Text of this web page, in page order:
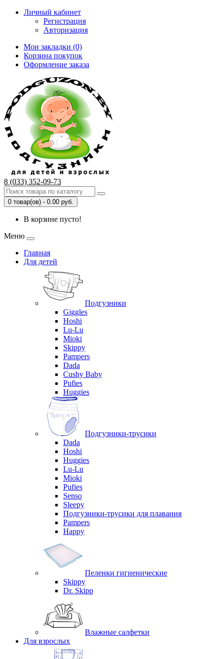
Личный кабинет
Регистрация
Авторизация
Мои закладки (0)
Корзина покупок
Оформление заказа
8 (033) 352-09-73
0 товар(ов) - 0.00 руб.
В корзине пусто!
Меню
Главная
Для детей
Подгузники
Giggles
Hoshi
Lu-Lu
Mioki
Skippy
Pampers
Dada
Cushy Baby
Pufies
Huggies
Подгузники-трусики
Dada
Hoshi
Huggies
Lu-Lu
Mioki
Pufies
Senso
Sleepy
Подгузники-трусики для плавания
Pampers
Happy
Пеленки гигиенические
Skippy
Dr. Skipp
Влажные салфетки
Для взрослых